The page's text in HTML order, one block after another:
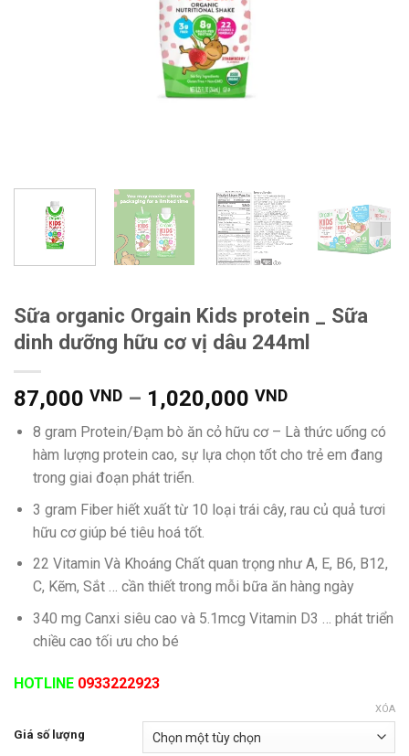
Sữa organic Orgain Kids protein _ Sữa
dinh dưỡng hữu cơ vị dâu 244ml
87,000 VND – 1,020,000 VNDKhoảng
giá:
từ
87,000 VND
1,020,000
8 gram Protein/Đạm bò ăn cỏ hữu cơ – Là thức uống có
hàm lượng protein cao, sự lựa chọn tốt cho trẻ em đang
trong giai đoạn phát triển.
3 gram Fiber hiết xuất từ 10 loại trái cây, rau củ quả tươi
hữu cơ giúp bé tiêu hoá tốt.
22 Vitamin Và Khoáng Chất quan trọng như A, E, B6, B12,
C, Kẽm, Sắt … cần thiết trong mỗi bữa ăn hàng ngày
340 mg Canxi siêu cao và 5.1mcg Vitamin D3 … phát triển
chiều cao tối ưu cho bé
HOTLINE 0933222923
Giá số lượng
XÓA